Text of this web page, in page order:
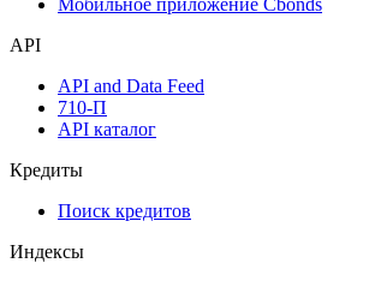
Мобильное приложение Cbonds
API
API and Data Feed
710-П
API каталог
Кредиты
Поиск кредитов
Индексы